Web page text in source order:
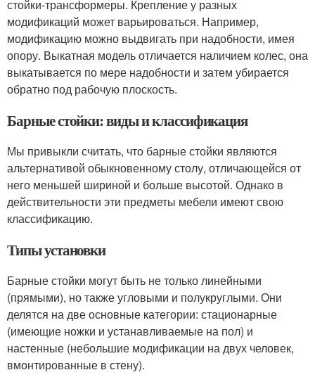
стойки-трансформеры. Крепление у разных
модификаций может варьироваться. Например,
модификацию можно выдвигать при надобности, имея
опору. Выкатная модель отличается наличием колес, она
выкатывается по мере надобности и затем убирается
обратно под рабочую плоскость.
Барные стойки: виды и классификация
Мы привыкли считать, что барные стойки являются
альтернативой обыкновенному столу, отличающейся от
него меньшей шириной и больше высотой. Однако в
действительности эти предметы мебели имеют свою
классификацию.
Типы установки
Барные стойки могут быть не только линейными
(прямыми), но также угловыми и полукруглыми. Они
делятся на две основные категории: стационарные
(имеющие ножки и устанавливаемые на пол) и
настенные (небольшие модификации на двух человек,
вмонтированные в стену).